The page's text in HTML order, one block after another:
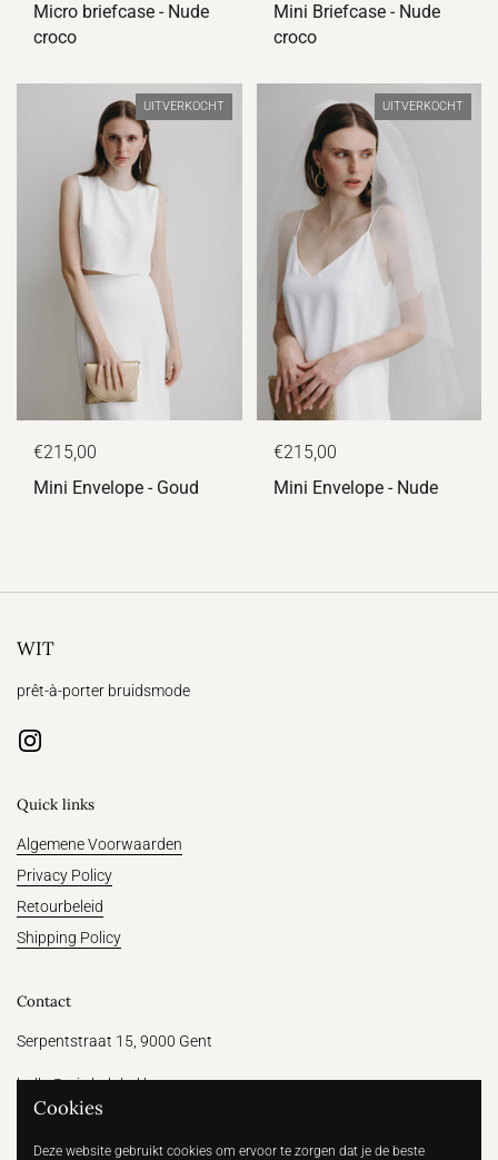
Micro briefcase - Nude
croco
Mini Briefcase - Nude
croco
€215,00
Mini Envelope - Goud
UITVERKOCHT
€215,00
Mini Envelope - Nude
UITVERKOCHT
WIT
prêt-à-porter bruidsmode
Instagram
Quick links
Algemene Voorwaarden
Privacy Policy
Retourbeleid
Shipping Policy
Contact
Serpentstraat 15, 9000 Gent
hallo@witthelabel.be
Cookies
Deze website gebruikt cookies om ervoor te zorgen dat je de beste